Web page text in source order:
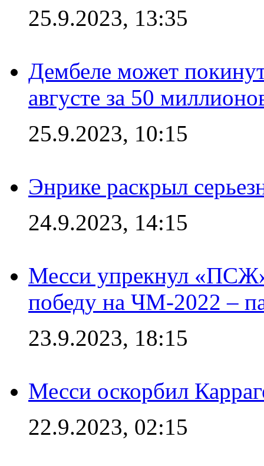
25.9.2023, 13:35
Дембеле может
августе за 50
25.9.2023, 10:15
Энрике раскрыл
24.9.2023, 14:15
Месси упрекнул «ПСЖ»
победу на ЧМ-2022 –
23.9.2023, 18:15
Месси оскорбил
22.9.2023, 02:15